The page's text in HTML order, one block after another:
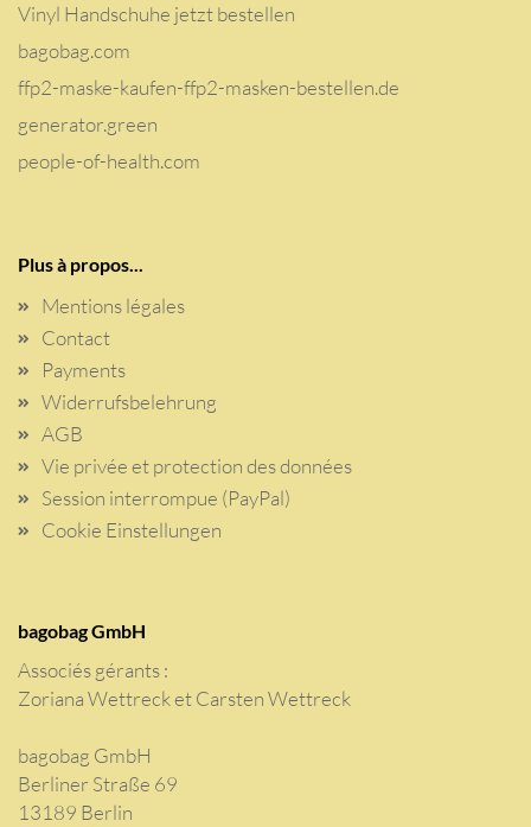
Vinyl Handschuhe jetzt bestellen
bagobag.com
ffp2-maske-kaufen-ffp2-masken-bestellen.de
generator.green
people-of-health.com
Plus à propos...
Mentions légales
Contact
Payments
Widerrufsbelehrung
AGB
Vie privée et protection des données
Session interrompue (PayPal)
Cookie Einstellungen
bagobag GmbH
Associés gérants :
Zoriana Wettreck et Carsten Wettreck
bagobag GmbH
Berliner Straße 69
13189 Berlin